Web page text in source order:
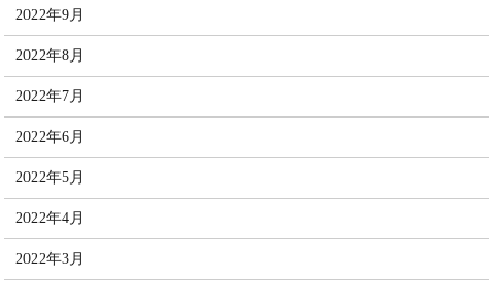
2022年9月
2022年8月
2022年7月
2022年6月
2022年5月
2022年4月
2022年3月